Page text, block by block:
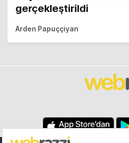
gerçekleştirildi
Arden Papuççiyan